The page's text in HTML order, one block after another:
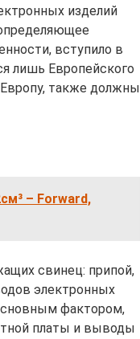
изделий
вступило в
лишь Европейского
также должны
– Forward,
свинец: припой,
электронных
фактором,
платы и выводы